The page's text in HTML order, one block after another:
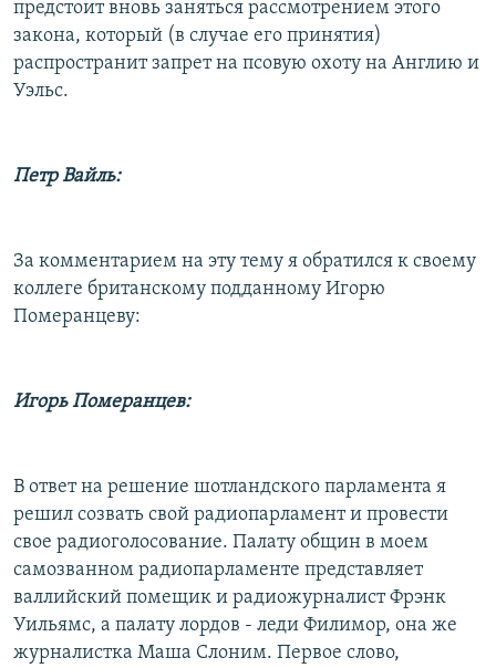
предстоит вновь заняться рассмотрением этого
закона, который (в случае его принятия)
распространит запрет на псовую охоту на Англию и
Уэльс.
Петр Вайль:
За комментарием на эту тему я обратился к своему
коллеге британскому подданному Игорю
Померанцеву:
Игорь Померанцев:
В ответ на решение шотландского парламента я
решил созвать свой радиопарламент и провести
свое радиоголосование. Палату общин в моем
самозванном радиопарламенте представляет
валлийский помещик и радиожурналист Фрэнк
Уильямс, а палату лордов - леди Филимор, она же
журналистка Маша Слоним. Первое слово,